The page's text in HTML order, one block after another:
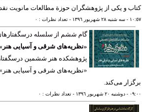
و یکی از پژوهشگران حوزة مطالعات مانویت نقد
- سه شنبه ٢٨ شهريور ١٣٩٦ - تعداد نظرات : ٠
گام ششم از سلسله درسگفتارهای
«نظریه‌های شرقی و آسیایی هنر»
پژوهشكده هنر ششمین درسگفتار
می‌كند.
- دوشنبه ٢٠ شهريور ١٣٩٦ - تعداد نظرات : ٠